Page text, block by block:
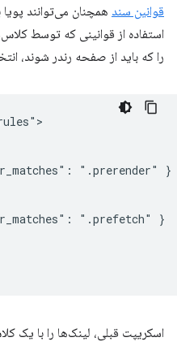
قوانین سند همچنان می‌توانند
را که باید از صفحه رندر شوند،
".prerender" }
".prefetch" }
اسکریپت قبلی، لینک‌ها را با یک